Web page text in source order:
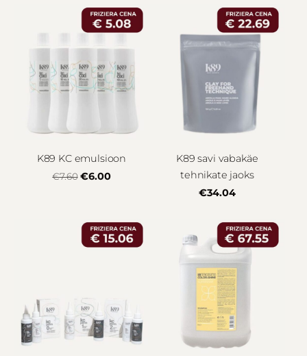
K89 KC emulsioon
€7.60 €6.00
K89 savi vabakäe
tehnikate jaoks
€34.04